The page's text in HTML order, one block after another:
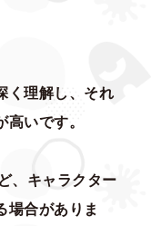
く理解し、それ
いです。
、キャラクター
場合がありま